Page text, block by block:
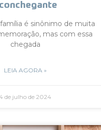
é sinônimo de muita
mas com essa
chegada
LEIA AGORA »
de julho de 2024